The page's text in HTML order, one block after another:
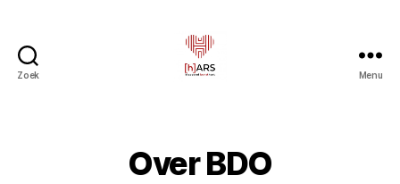
Zoek
kunsthart
Menu
Over BDO